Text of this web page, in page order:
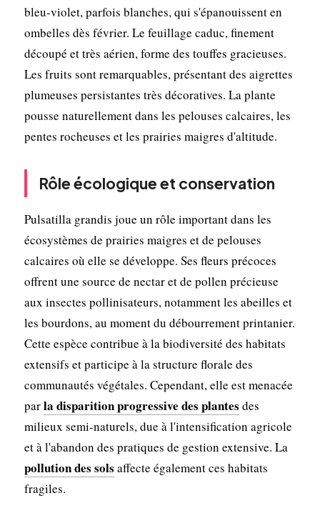
bleu-violet, parfois blanches, qui s'épanouissent en
ombelles dès février. Le feuillage caduc, finement
découpé et très aérien, forme des touffes gracieuses.
Les fruits sont remarquables, présentant des aigrettes
plumeuses persistantes très décoratives. La plante
pousse naturellement dans les pelouses calcaires, les
pentes rocheuses et les prairies maigres d'altitude.
Rôle écologique et conservation
Pulsatilla grandis joue un rôle important dans les
écosystèmes de prairies maigres et de pelouses
calcaires où elle se développe. Ses fleurs précoces
offrent une source de nectar et de pollen précieuse
aux insectes pollinisateurs, notamment les abeilles et
les bourdons, au moment du débourrement printanier.
Cette espèce contribue à la biodiversité des habitats
extensifs et participe à la structure florale des
communautés végétales. Cependant, elle est menacée
parla disparition progressive des plantes des
milieux semi-naturels, due à l'intensification agricole
et à l'abandon des pratiques de gestion extensive. La
pollution des sols affecte également ces habitats
fragiles.